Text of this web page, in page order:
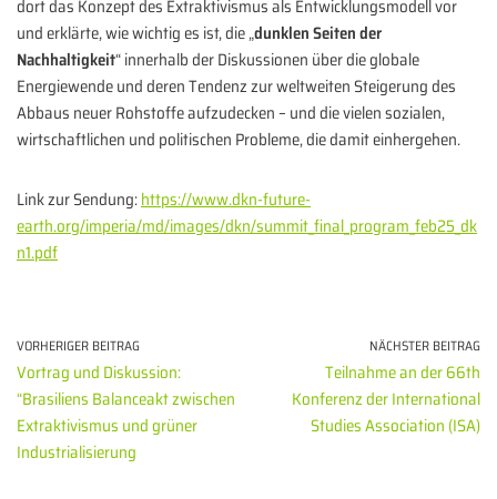
dort das Konzept des Extraktivismus als Entwicklungsmodell vor
und erklärte, wie wichtig es ist, die „dunklen Seiten der
Nachhaltigkeit“ innerhalb der Diskussionen über die globale
Energiewende und deren Tendenz zur weltweiten Steigerung des
Abbaus neuer Rohstoffe aufzudecken – und die vielen sozialen,
wirtschaftlichen und politischen Probleme, die damit einhergehen.
Link zur Sendung:https://www.dkn-future-
earth.org/imperia/md/images/dkn/summit_final_program_feb25_dk
n1.pdf
VORHERIGER BEITRAG
Vortrag und Diskussion:
“Brasiliens Balanceakt zwischen
Extraktivismus und grüner
Industrialisierung
NÄCHSTER BEITRAG
Teilnahme an der 66th
Konferenz der International
Studies Association (ISA)